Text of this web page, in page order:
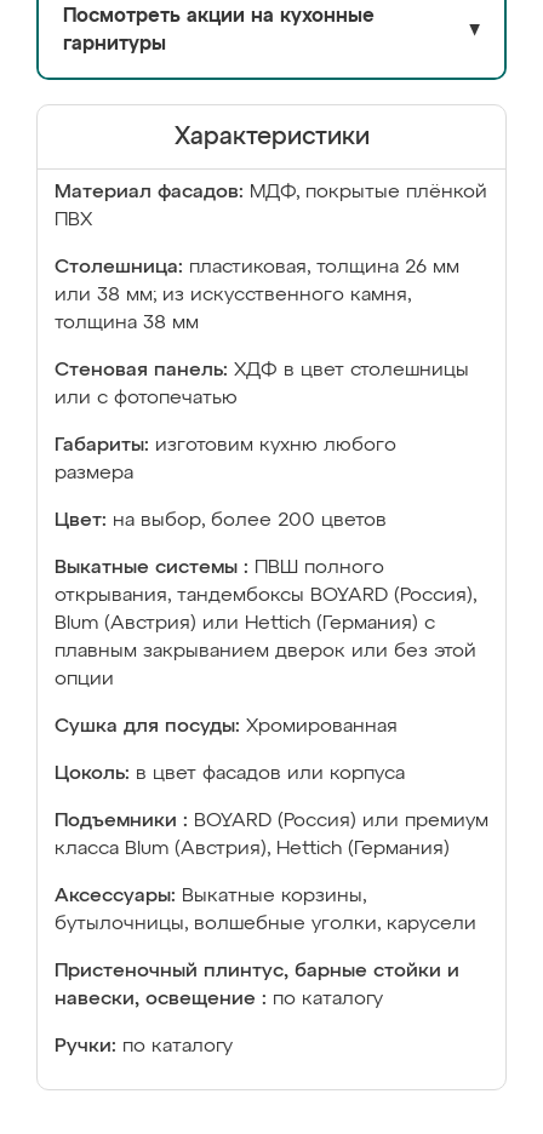
Посмотреть акции на кухонные
гарнитуры
▼
Характеристики
Материал фасадов: МДФ, покрытые плёнкой
ПВХ
Столешница: пластиковая, толщина 26 мм
или 38 мм; из искусственного камня,
толщина 38 мм
Стеновая панель: ХДФ в цвет столешницы
или с фотопечатью
Габариты: изготовим кухню любого
размера
Цвет: на выбор, более 200 цветов
Выкатные системы :
ПВШ полного
открывания, тандембоксы BOYARD (Россия),
Blum (Австрия) или Hettich (Германия) с
плавным закрыванием дверок или без этой
опции
Сушка для посуды: Хромированная
Цоколь: в цвет фасадов или корпуса
Подъемники : BOYARD (Россия) или премиум
класса Blum (Австрия), Hettich (Германия)
Аксессуары: Выкатные корзины,
бутылочницы, волшебные уголки, карусели
Пристеночный плинтус, барные стойки и
навески, освещение : по каталогу
Ручки: по каталогу